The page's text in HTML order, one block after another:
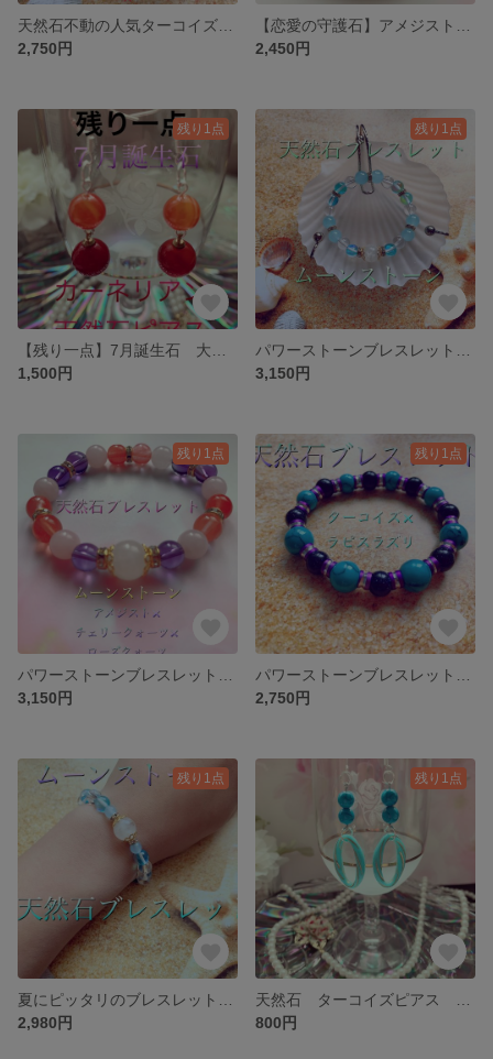
2,750円
2,450円
残り1点
1,500円
残り1点
3,150円
残り1点
3,150円
残り1点
2,750円
残り1点
2,980円
残り1点
800円